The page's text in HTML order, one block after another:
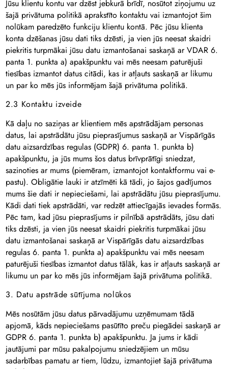
Jūsu klientu kontu var dzēst jebkurā brīdī, nosūtot ziņojumu uz
šajā privātuma politikā aprakstīto kontaktu vai izmantojot šim
nolūkam paredzēto funkciju klientu kontā. Pēc jūsu klienta
konta dzēšanas jūsu dati tiks dzēsti, ja vien jūs neesat skaidri
piekritis turpmākai jūsu datu izmantošanai saskaņā ar VDAR 6.
panta 1. punkta a) apakšpunktu vai mēs neesam paturējuši
tiesības izmantot datus citādi, kas ir atļauts saskaņā ar likumu
un par ko mēs jūs informējam šajā privātuma politikā.
2.3 Kontaktu izveide
Kā daļu no saziņas ar klientiem mēs apstrādājam personas
datus, lai apstrādātu jūsu pieprasījumus saskaņā ar Vispārīgās
datu aizsardzības regulas (GDPR) 6. panta 1. punkta b)
apakšpunktu, ja jūs mums šos datus brīvprātīgi sniedzat,
sazinoties ar mums (piemēram, izmantojot kontaktformu vai e-
pastu). Obligātie lauki ir atzīmēti kā tādi, jo šajos gadījumos
mums šie dati ir nepieciešami, lai apstrādātu jūsu pieprasījumu.
Kādi dati tiek apstrādāti, var redzēt attiecīgajās ievades formās.
Pēc tam, kad jūsu pieprasījums ir pilnībā apstrādāts, jūsu dati
tiks dzēsti, ja vien jūs neesat skaidri piekritis turpmākai jūsu
datu izmantošanai saskaņā ar Vispārīgās datu aizsardzības
regulas 6. panta 1. punkta a) apakšpunktu vai mēs neesam
paturējuši tiesības izmantot datus tālāk, kas ir atļauts saskaņā ar
likumu un par ko mēs jūs informējam šajā privātuma politikā.
3. Datu apstrāde sūtījuma nolūkos
Mēs nosūtām jūsu datus pārvadājumu uzņēmumam tādā
apjomā, kāds nepieciešams pasūtīto preču piegādei saskaņā ar
GDPR 6. panta 1. punkta b) apakšpunktu. Ja jums ir kādi
jautājumi par mūsu pakalpojumu sniedzējiem un mūsu
sadarbības pamatu ar tiem, lūdzu, izmantojiet šajā privātuma